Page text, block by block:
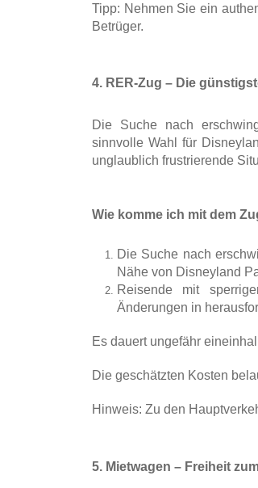
Tipp: Nehmen Sie ein
Betrüger.
4. RER-Zug – Die
Die Suche nach
sinnvolle Wahl für
unglaublich frustrierende
Wie komme ich mit dem
Die Suche nach
Nähe von Disneyland
Reisende mit
Änderungen in
Es dauert ungefähr
Die geschätzten Kosten
Hinweis: Zu den
5. Mietwagen – Freiheit